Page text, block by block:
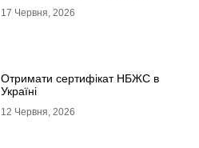
17 Червня, 2026
Отримати сертифікат НБЖС в
Україні
12 Червня, 2026